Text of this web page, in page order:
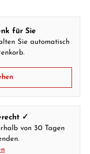
für Sie
Sie automatisch
✓
von 30 Tagen